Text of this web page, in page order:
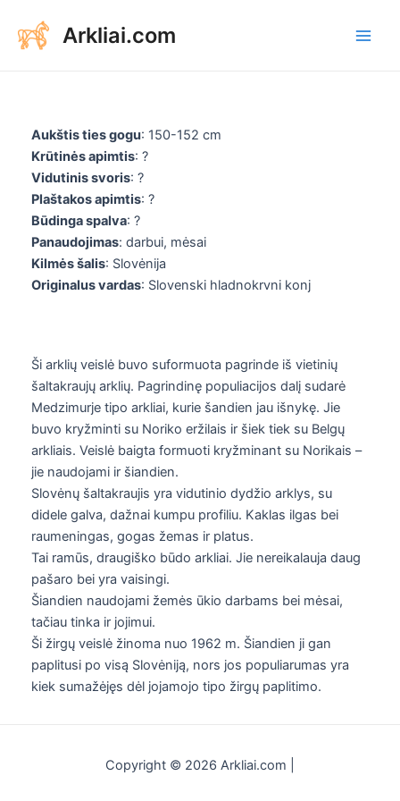
contenu
Arkliai.com
Aukštis ties gogu: 150-152 cm
Krūtinės apimtis: ?
Vidutinis svoris: ?
Plaštakos apimtis: ?
Būdinga spalva: ?
Panaudojimas: darbui, mėsai
Kilmės šalis: Slovėnija
Originalus vardas: Slovenski hladnokrvni konj
Ši arklių veislė buvo suformuota pagrinde iš vietinių
šaltakraujų arklių. Pagrindinę populiacijos dalį sudarė
Medzimurje tipo arkliai, kurie šandien jau išnykę. Jie
buvo kryžminti su Noriko eržilais ir šiek tiek su Belgų
arkliais. Veislė baigta formuoti kryžminant su Norikais –
jie naudojami ir šiandien.
Slovėnų šaltakraujis yra vidutinio dydžio arklys, su
didele galva, dažnai kumpu profiliu. Kaklas ilgas bei
raumeningas, gogas žemas ir platus.
Tai ramūs, draugiško būdo arkliai. Jie nereikalauja daug
pašaro bei yra vaisingi.
Šiandien naudojami žemės ūkio darbams bei mėsai,
tačiau tinka ir jojimui.
Ši žirgų veislė žinoma nuo 1962 m. Šiandien ji gan
paplitusi po visą Slovėniją, nors jos populiarumas yra
kiek sumažėjęs dėl jojamojo tipo žirgų paplitimo.
Copyright © 2026 Arkliai.com |